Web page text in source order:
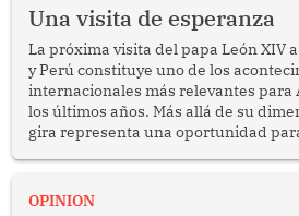
Una visita de esperanza
La próxima visita del papa León XIV
y Perú constituye uno de los
internacionales más relevantes para
los últimos años. Más allá de su
gira representa una oportunidad
enfrenta desafíos en materia de
OPINION